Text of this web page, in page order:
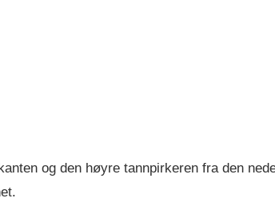
og den høyre tannpirkeren fra den